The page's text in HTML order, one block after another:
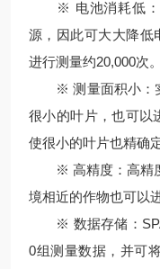
※ 电池消耗低：
源，因此可大大降低
进行测量约20,000次。
※ 测量面积小：实
很小的叶片，也可以
使很小的叶片也精确
※ 高精度：高精度
境相近的作物也可以
※ 数据存储：
0组测量数据，并可